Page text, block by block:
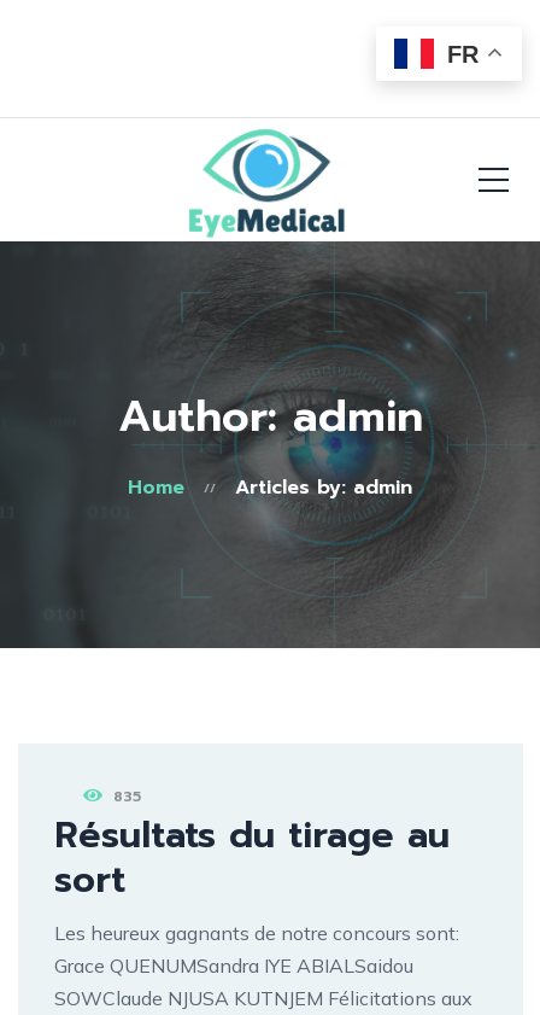
FR
Author: admin
Home Articles by: admin
835
Résultats du tirage au
sort
Les heureux gagnants de notre concours sont:
Grace QUENUMSandra IYE ABIALSaidou
SOWClaude NJUSA KUTNJEM Félicitations aux